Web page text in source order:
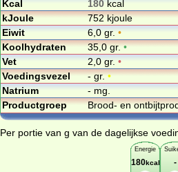
Kcal
180 kcal
kJoule
752 kjoule
Eiwit
6,0 gr. •
Koolhydraten
35,0 gr.•
Vet
2,0 gr. •
Voedingsvezel
- gr.•
Natrium
- mg.
Productgroep
Brood- en
Per portie van g van de dagelijkse
Energie
180kcal
-